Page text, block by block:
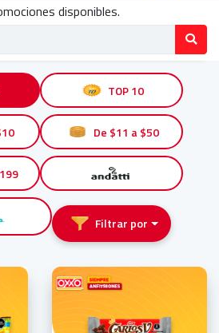
disponibles.
TOP 10
De $11 a $50
Filtrar por